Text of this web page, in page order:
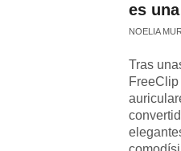
es
NOELIA
Tras